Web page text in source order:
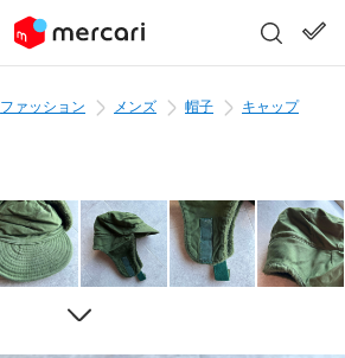
ファッション メンズ 帽子
キャップ